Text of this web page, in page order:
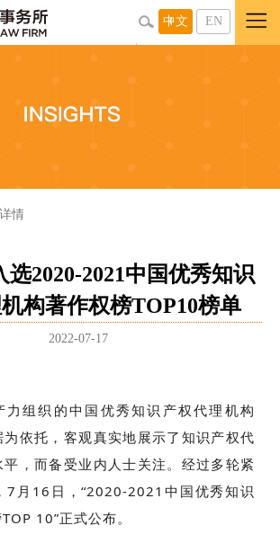
中文 EN
情
选2020-2021中国优秀知识
构著作权榜TOP10榜单
2022-07-17
力组织的中国优秀知识产权代理机构
依托，客观真实地展示了知识产权代
，而备受业内人士关注。经过多轮紧
7月16日，“2020-2021中国优秀知识
10”正式公布。